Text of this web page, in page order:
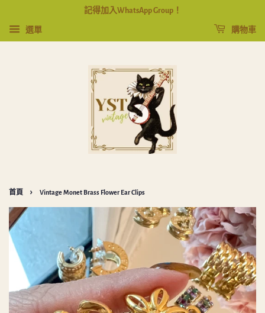
記得加入WhatsApp Group！
選單 購物車
首頁 › Vintage Monet Brass Flower Ear Clips